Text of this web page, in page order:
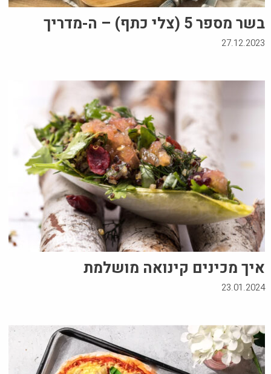
בשר מספר 5 (צלי כתף) – ה-מדריך
27.12.2023
איך מכינים קינואה מושלמת
23.01.2024